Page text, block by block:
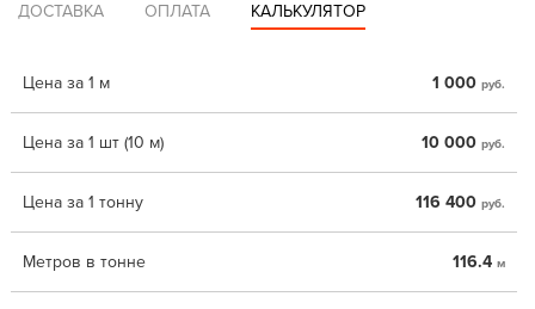
ДОСТАВКА ОПЛАТА КАЛЬКУЛЯТОР
Цена за 1 м 1 000 руб.
Цена за 1 шт (10 м) 10 000 руб.
Цена за 1 тонну 116 400 руб.
Метров в тонне 116.4 м